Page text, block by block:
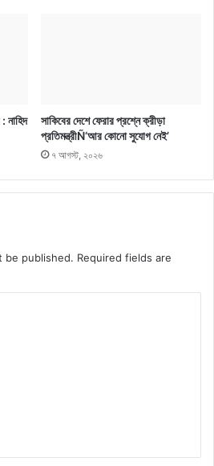
নাহিদ
সাকিবের দেশে ফেরার প্রশ্নে ক্রীড়া
প্রতিমন্ত্রীÑ‘আর কোনো সুযোগ নেই’
৭ আগস্ট, ২০২৬
be published. Required fields are